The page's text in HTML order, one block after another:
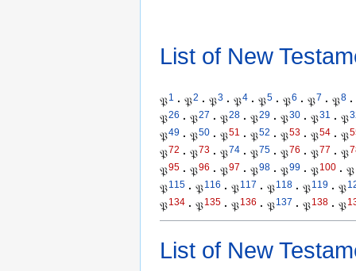
List of New
𝔓1 · 𝔓2 · 𝔓3 · 𝔓4 · 𝔓5 · 𝔓6 · 𝔓7 · 𝔓8 ·
𝔓26 · 𝔓27 · 𝔓28 · 𝔓29 · 𝔓30 · 𝔓31 · 𝔓
𝔓49 · 𝔓50 · 𝔓51 · 𝔓52 · 𝔓53 · 𝔓54 · 𝔓
𝔓72 · 𝔓73 · 𝔓74 · 𝔓75 · 𝔓76 · 𝔓77 · 𝔓
𝔓95 · 𝔓96 · 𝔓97 · 𝔓98 · 𝔓99 · 𝔓100 · 𝔓
𝔓115 · 𝔓116 · 𝔓117 · 𝔓118 · 𝔓119 · 𝔓
𝔓134 · 𝔓135 · 𝔓136 · 𝔓137 · 𝔓138 · 𝔓
List of New